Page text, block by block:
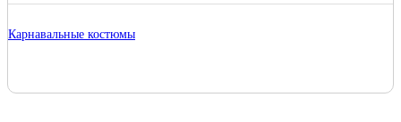
Карнавальные костюмы